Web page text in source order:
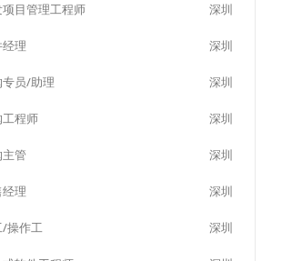
目管理工程师 深圳
理 深圳
专员/助理 深圳
程师 深圳
管 深圳
理 深圳
/操作工 深圳